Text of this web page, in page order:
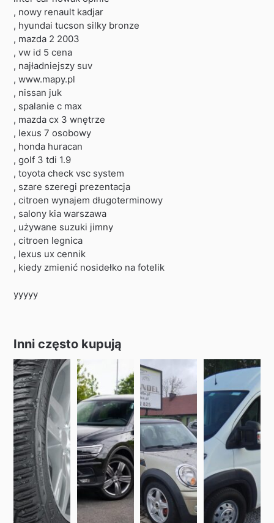
, nowy renault kadjar
, hyundai tucson silky bronze
, mazda 2 2003
, vw id 5 cena
, najładniejszy suv
, www.mapy.pl
, nissan juk
, spalanie c max
, mazda cx 3 wnętrze
, lexus 7 osobowy
, honda huracan
, golf 3 tdi 1.9
, toyota check vsc system
, szare szeregi prezentacja
, citroen wynajem długoterminowy
, salony kia warszawa
, używane suzuki jimny
, citroen legnica
, lexus ux cennik
, kiedy zmienić nosidełko na fotelik
yyyyy
Inni często kupują